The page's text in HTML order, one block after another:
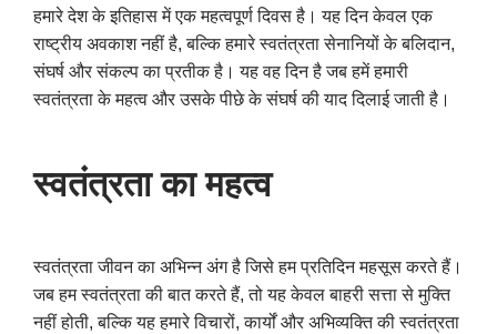
हमारे देश के इतिहास में एक महत्वपूर्ण दिवस है। यह दिन केवल एक
राष्ट्रीय अवकाश नहीं है, बल्कि हमारे स्वतंत्रता सेनानियों के बलिदान,
संघर्ष और संकल्प का प्रतीक है। यह वह दिन है जब हमें हमारी
स्वतंत्रता के महत्व और उसके पीछे के संघर्ष की याद दिलाई जाती है।
स्वतंत्रता का महत्व
स्वतंत्रता जीवन का अभिन्न अंग है जिसे हम प्रतिदिन महसूस करते हैं।
जब हम स्वतंत्रता की बात करते हैं, तो यह केवल बाहरी सत्ता से मुक्ति
नहीं होती, बल्कि यह हमारे विचारों, कार्यों और अभिव्यक्ति की स्वतंत्रता